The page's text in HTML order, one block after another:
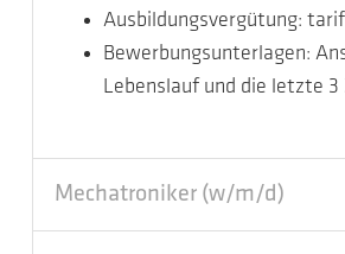
Ausbildungsvergütung:
Bewerbungsunterlagen:
Lebenslauf und die letzte 3
Mechatroniker (w/m/d)